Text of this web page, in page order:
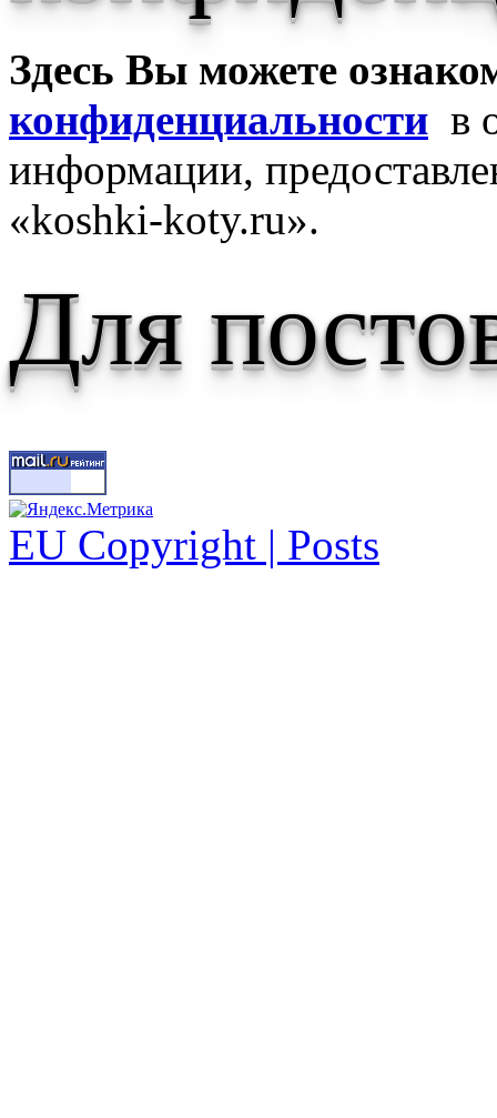
Здесь Вы можете
конфиденциальности в
информации,
«koshki-koty.ru».
Для
EU Copyright | Posts